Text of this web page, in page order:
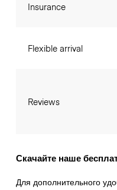
Insurance
Flexible arrival
Reviews
Скачайте наше
Для дополнительного